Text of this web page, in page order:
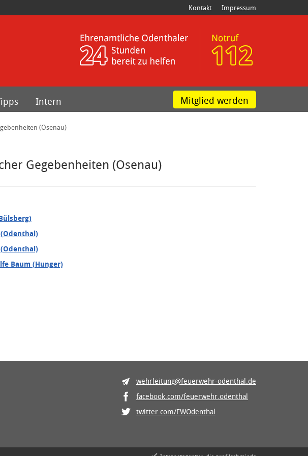
Kontakt Impressum
Intern Mitglied werden
(Osenau)
Gegebenheiten (Osenau)
Baum (Hunger)
wehrleitung@feuerwehr-odenthal.de
facebook.com/feuerwehr.odenthal
twitter.com/FWOdenthal